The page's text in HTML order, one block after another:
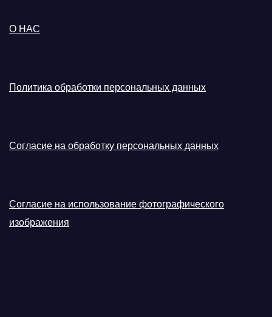
О НАС
Политика обработки персональных данных
Согласие на обработку персональных данных
Согласие на использование фотографического
изображения